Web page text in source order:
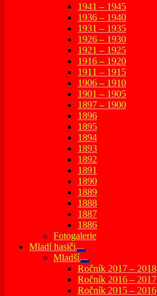
1941 – 1945
1936 – 1940
1931 – 1935
1926 – 1930
1921 – 1925
1916 – 1920
1911 – 1915
1906 – 1910
1901 – 1905
1897 – 1900
1896
1895
1894
1893
1892
1891
1890
1889
1888
1887
1886
Fotogalerie
Mladí hasiči
expand
child
menu
Mladší
expand
child
menu
Ročník 2017 – 2018
Ročník 2016 – 2017
Ročník 2015 – 2016